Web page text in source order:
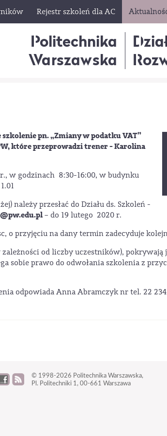
Rejestr szkoleń dla AC
Politechnika
Warszawska
pn. „Zmiany w podatku VAT”
które przeprowadzi trener - Karolina
w godzinach 8:30-16:00, w budynku
należy przesłać do Działu ds. Szkoleń -
– do 19 lutego 2020 r.
o przyjęciu na dany termin zadecyduje
zależności od liczby uczestników),
sobie prawo do odwołania szkolenia z
odpowiada Anna Abramczyk nr tel. 22
© 1998-2026 Politechnika Warszawska,
Pl. Politechniki 1, 00-661 Warszawa